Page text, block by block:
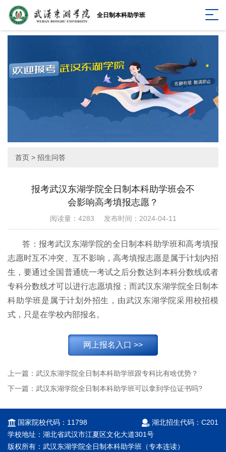
全日制本科助学班
首页 > 招生问答
报考武汉东湖学院全日制本科助学班会不
会影响高考填报志愿？
阅读量：4283 发布时间：2024-04-11
答：报考武汉东湖学院的全日制本科助学班和高考填报
志愿时互不冲突、互不影响，高考填报志愿是属于计划内招
生，要通过全国普通统一考试之后分数达到本科分数线或者
专科分数线才可以进行志愿填报；而武汉东湖学院全日制本
科助学班是属于计划外招生，由武汉东湖学院采用校招模
式，只是在学校内部报名。
网上报名入口 >>
上一篇： 武汉东湖学院全日制本科助学班跟专科比有啥优势？
下一篇： 武汉东湖学院全日制本科助学班可以拿到学位证书吗?
国家院校代码：11798
湖北招生代码：C201
学校地址：湖北省武汉市江夏区文化大道301号
版权所有：武汉东湖学院全日制本科助学班（专本连读）